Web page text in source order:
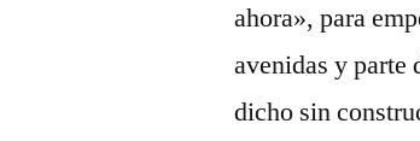
ahora», para
avenidas y parte
dicho sin